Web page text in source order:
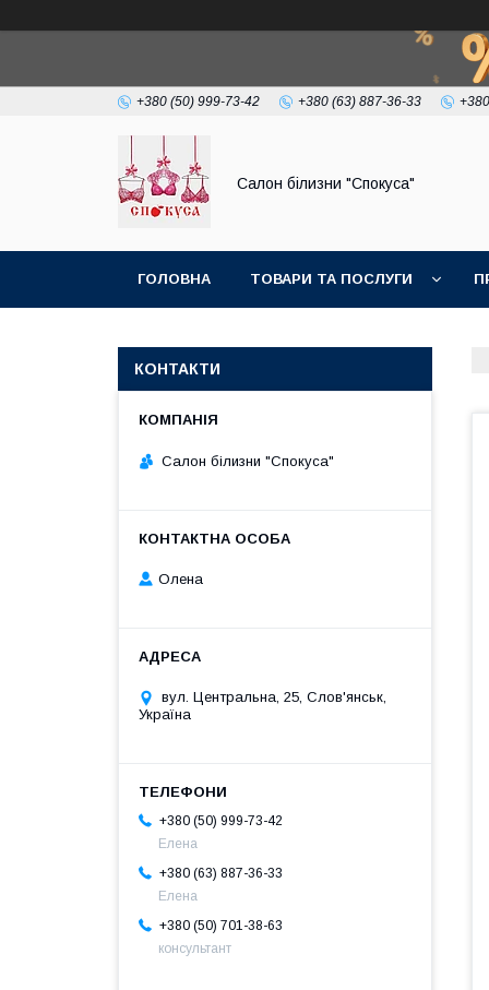
+380 (50) 999-73-42 +380 (63) 887-36-33
Салон білизни "Спокуса"
ГОЛОВНА ТОВАРИ ТА ПОСЛУГИ
КОНТАКТИ
Салон білизни "Спокуса"
Олена
вул. Центральна, 25, Слов'янськ,
Україна
+380 (50) 999-73-42
Елена
+380 (63) 887-36-33
Елена
+380 (50) 701-38-63
консультант